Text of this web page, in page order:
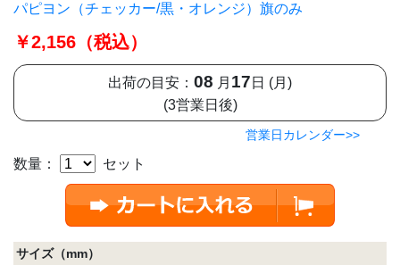
パピヨン（チェッカー/黒・オレンジ）旗のみ
￥2,156（税込）
出荷の目安： 08 月 17 日 (月)
(3営業日後)
営業日カレンダー>>
数量： セット
サイズ（mm）